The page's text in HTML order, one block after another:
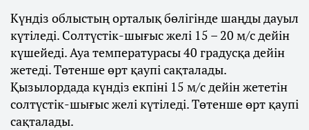
Күндіз облыстың орталық бөлігінде шаңды дауыл
күтіледі. Солтүстік-шығыс желі 15 – 20 м/с дейін
күшейеді. Ауа температурасы 40 градусқа дейін
жетеді. Төтенше өрт қаупі сақталады.
Қызылордада күндіз екпіні 15 м/с дейін жететін
солтүстік-шығыс желі күтіледі. Төтенше өрт қаупі
сақталады.